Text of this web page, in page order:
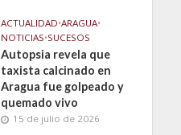
ACTUALIDAD•ARAGUA•
NOTICIAS•SUCESOS
Autopsia revela que
taxista calcinado en
Aragua fue golpeado y
quemado vivo
15 de julio de 2026